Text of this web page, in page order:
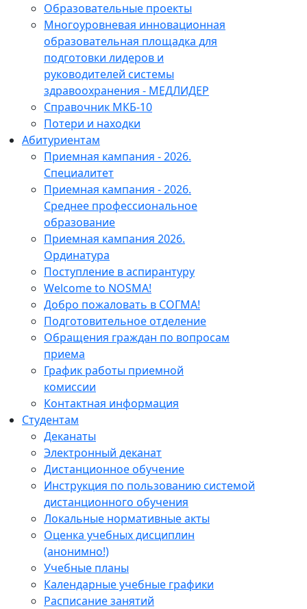
Образовательные проекты
Многоуровневая инновационная
образовательная площадка для
подготовки лидеров и
руководителей системы
здравоохранения - МЕДЛИДЕР
Справочник МКБ-10
Потери и находки
Абитуриентам
Приемная кампания - 2026.
Специалитет
Приемная кампания - 2026.
Среднее профессиональное
образование
Приемная кампания 2026.
Ординатура
Поступление в аспирантуру
Welcome to NOSMA!
Добро пожаловать в СОГМА!
Подготовительное отделение
Обращения граждан по вопросам
приема
График работы приемной
комиссии
Контактная информация
Студентам
Деканаты
Электронный деканат
Дистанционное обучение
Инструкция по пользованию системой
дистанционного обучения
Локальные нормативные акты
Оценка учебных дисциплин
(анонимно!)
Учебные планы
Календарные учебные графики
Расписание занятий